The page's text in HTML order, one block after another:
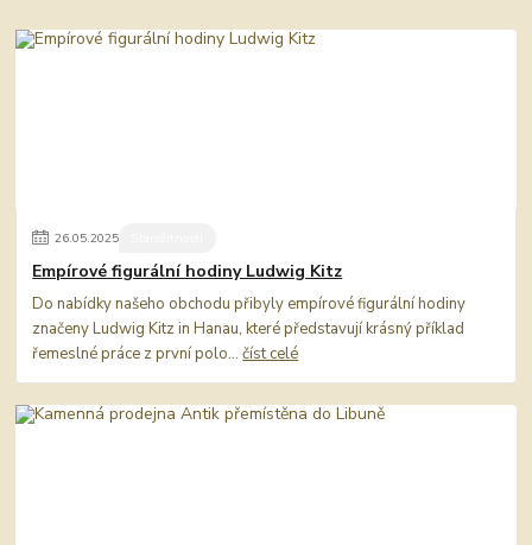
26.05.2025
Empírové figurální hodiny Ludwig Kitz
Do nabídky našeho obchodu přibyly empírové figurální hodiny
značeny Ludwig Kitz in Hanau, které představují krásný příklad
řemeslné práce z první polo...číst celé